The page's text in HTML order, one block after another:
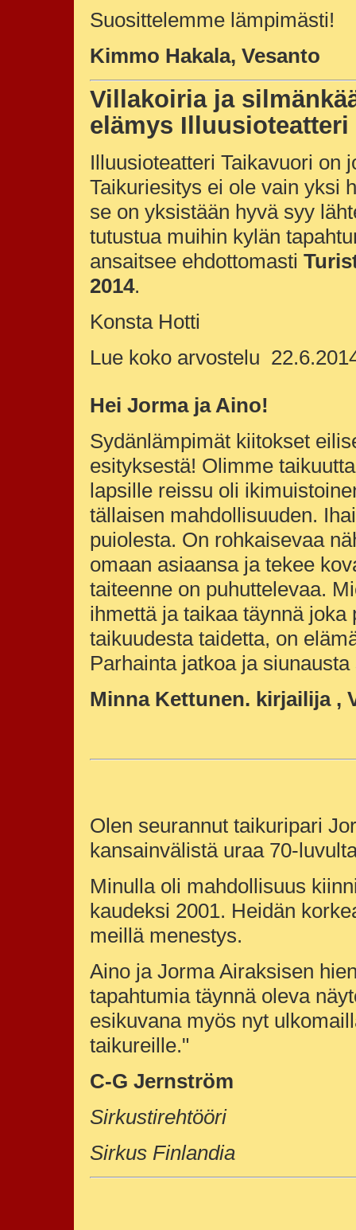
Suosittelemme lämpimästi!
Kimmo Hakala, Vesanto
Villakoiria ja
elämys Illuusioteatteri
Illuusioteatteri Taikavuori on
Taikuriesitys ei ole vain yksi
se on yksistään hyvä syy
tutustua muihin kylän
ansaitsee ehdottomasti
2014.
Konsta Hotti
Lue koko arvostelu
Hei Jorma ja Aino!
Sydänlämpimät kiitokset
esityksestä! Olimme
lapsille reissu oli
tällaisen mahdollisuuden.
puiolesta. On rohkaisevaa
omaan asiaansa ja tekee
taiteenne on puhuttelevaa.
ihmettä ja taikaa täynnä
taikuudesta taidetta, on
Parhainta jatkoa ja
Minna Kettunen. kirjailija ,
Olen seurannut taikuripari
kansainvälistä uraa 70-
Minulla oli mahdollisuus
kaudeksi 2001. Heidän
meillä menestys.
Aino ja Jorma Airaksisen
tapahtumia täynnä oleva
esikuvana myös nyt
taikureille."
C-G Jernström
Sirkustirehtööri
Sirkus Finlandia